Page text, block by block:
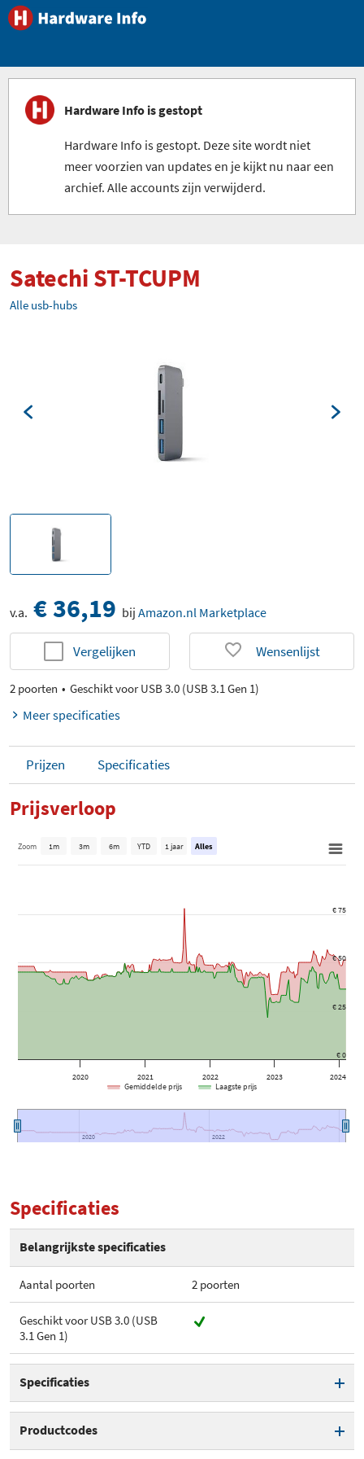
Hardware Info is gestopt
Hardware Info is gestopt. Deze site wordt niet
meer voorzien van updates en je kijkt nu naar een
archief. Alle accounts zijn verwijderd.
Satechi ST-TCUPM
Alle usb-hubs
v.a. € 36,19 bij Amazon.nl Marketplace
Vergelijken Wensenlijst
2 poorten Geschikt voor USB 3.0 (USB 3.1 Gen 1)
Meer specificaties
Prijzen Specificaties
Prijsverloop
2020 2021 2022 2023 2024
2020
2020 2022
2022
€ 0
€ 25
€ 50
€ 75
Zoom 1m 3m 6m YTD 1 jaar Alles
Gemiddelde prijs Laagste prijs
Specificaties
Belangrijkste specificaties
Aantal poorten 2 poorten
Geschikt voor USB 3.0 (USB
3.1 Gen 1)
Specificaties
LED-indicatoren
Productcodes